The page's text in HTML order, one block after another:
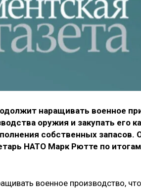
наращивать военное
оружия и закупать его
собственных запасов.
НАТО Марк Рютте по
военное производство,